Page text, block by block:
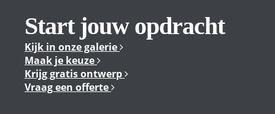
Start jouw opdracht
Kijk in onze galerie
Maak je keuze
Krijg gratis ontwerp
Vraag een offerte